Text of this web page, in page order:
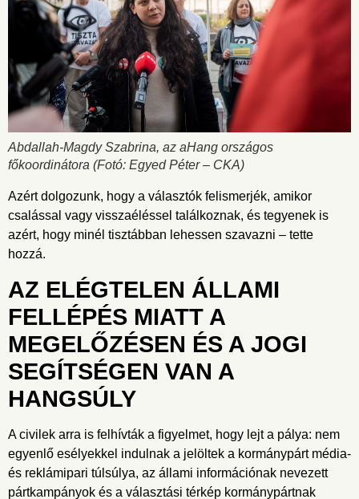
Abdallah-Magdy Szabrina, az aHang országos
főkoordinátora (Fotó: Egyed Péter – CKA)
Azért dolgozunk, hogy a választók felismerjék, amikor
csalással vagy visszaéléssel találkoznak, és tegyenek is
azért, hogy minél tisztábban lehessen szavazni – tette
hozzá.
AZ ELÉGTELEN ÁLLAMI
FELLÉPÉS MIATT A
MEGELŐZÉSEN ÉS A JOGI
SEGÍTSÉGEN VAN A
HANGSÚLY
A civilek arra is felhívták a figyelmet, hogy lejt a pálya: nem
egyenlő esélyekkel indulnak a jelöltek a kormánypárt média-
és reklámipari túlsúlya, az állami információnak nevezett
pártkampányok és a választási térkép kormánypártnak